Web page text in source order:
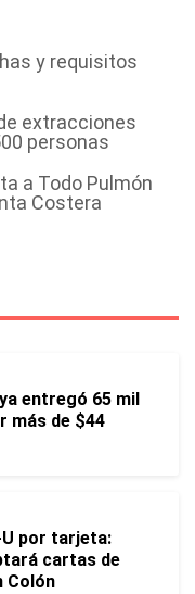
y requisitos
extracciones
personas
a Todo Pulmón
Costera
entregó 65 mil
más de $44
U por tarjeta:
cartas de
Colón